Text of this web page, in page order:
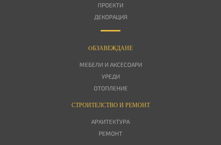
ПРОЕКТИ
ДЕКОРАЦИЯ
OБЗАВЕЖДАНЕ
МЕБЕЛИ И АКСЕСОАРИ
УРЕДИ
ОТОПЛЕНИЕ
СТРОИТЕЛСТВО И РЕМОНТ
АРХИТЕКТУРА
РЕМОНТ